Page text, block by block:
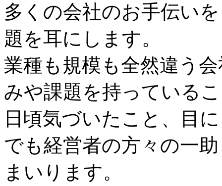
多くの会社のお手伝い
題を耳にします。
業種も規模も全然違う
みや課題を持っている
日頃気づいたこと、目
でも経営者の方々の一
まいります。